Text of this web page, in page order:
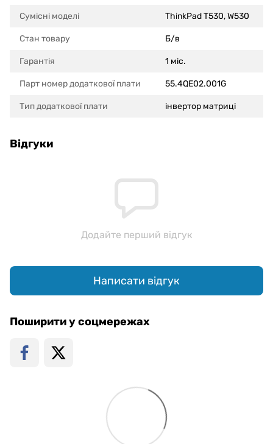
Сумісні моделi ThinkPad T530, W530
Стан товару Б/в
Гарантія 1 міс.
Парт номер додаткової плати 55.4QE02.001G
Тип додаткової плати інвертор матриці
Відгуки
Додайте перший відгук
Написати відгук
Поширити у соцмережах